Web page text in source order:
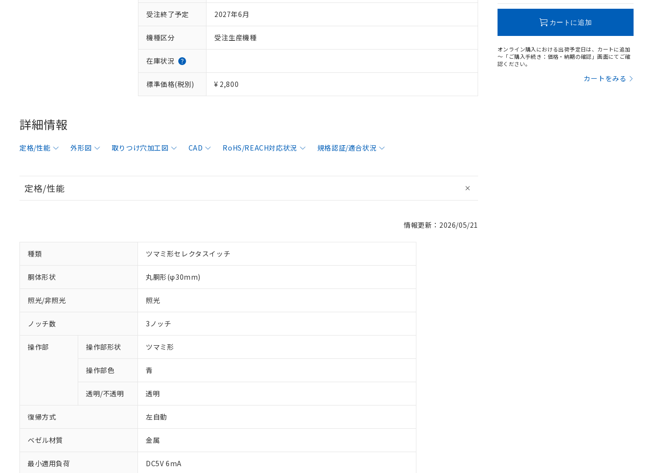
受注終了予定 2027年6月
機種区分 受注生産機種
在庫状況
標準価格(税別) ¥ 2,800
詳細情報
定格/性能 外形図 取りつけ穴加工図 CAD RoHS/REACH対応状況 規格認証/適合状況
定格/性能
情報更新：2026/05/21
種類 ツマミ形セレクタスイッチ
胴体形状 丸胴形(φ30mm)
照光/非照光 照光
ノッチ数 3ノッチ
操作部 操作部形状 ツマミ形
操作部色 青
透明/不透明 透明
復帰方式 左自動
ベゼル材質 金属
最小適用負荷 DC5V 6mA
カートに追加
オンライン購入における出荷予定日は、カートに追加
～「ご購入手続き：価格・納期の確認」画面にてご確
認ください。
カートをみる